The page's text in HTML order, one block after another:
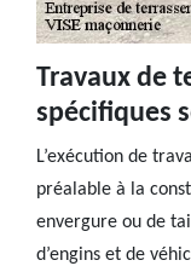
Travaux de
spécifiques
L’exécution de
préalable à la
envergure ou de
d’engins et de